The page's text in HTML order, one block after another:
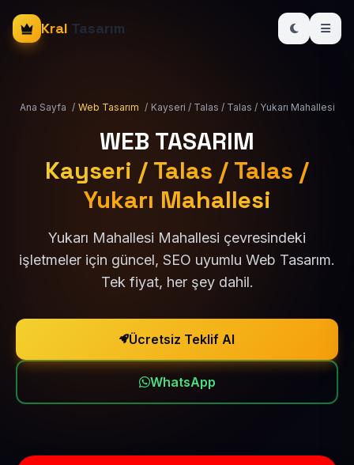
Kral Tasarım
Ana Sayfa / Web Tasarım / Kayseri / Talas / Talas / Yukarı Mahallesi
WEB TASARIM
Kayseri / Talas / Talas /
Yukarı Mahallesi
Yukarı Mahallesi Mahallesi çevresindeki
işletmeler için güncel, SEO uyumlu Web Tasarım.
Tek fiyat, her şey dahil.
Ücretsiz Teklif Al
WhatsApp